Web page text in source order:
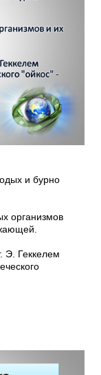
и бурно
организмов
Э. Геккелем